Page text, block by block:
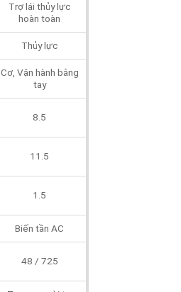
Trợ lái thủy lực
hoàn toàn
Thủy lực
Cơ, Vận hành bằng
tay
8.5
11.5
1.5
Biến tần AC
48 / 725